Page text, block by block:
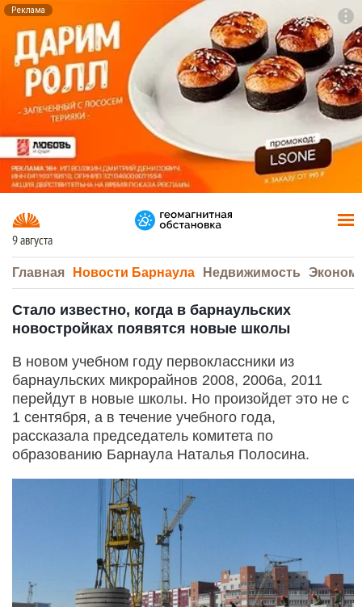
Реклама
9 августа
Главная Новости Барнаула Недвижимость
Стало известно, когда в барнаульских
новостройках появятся новые школы
В новом учебном году первоклассники из
барнаульских микрорайнов 2008, 2006а, 2011
перейдут в новые школы. Но произойдет это не с
1 сентября, а в течение учебного года,
рассказала председатель комитета по
образованию Барнаула Наталья Полосина.